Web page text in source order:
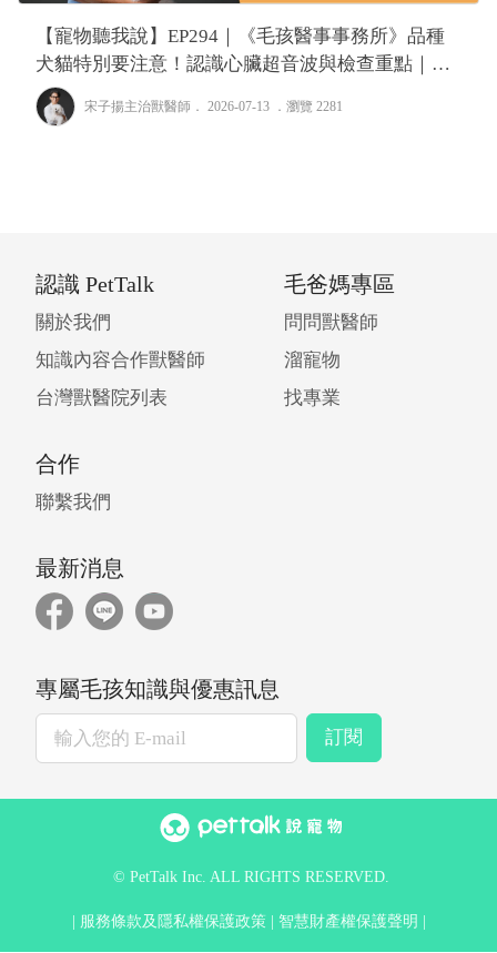
【寵物聽我說】EP294｜《毛孩醫事事務所》品種
犬貓特別要注意！認識心臟超音波與檢查重點｜專
業獸醫—宋子揚
宋子揚主治獸醫師 ． 2026-07-13 ． 瀏覽 2281
認識 PetTalk
關於我們
知識內容合作獸醫師
台灣獸醫院列表
毛爸媽專區
問問獸醫師
溜寵物
找專業
合作
聯繫我們
最新消息
專屬毛孩知識與優惠訊息
訂閱
© PetTalk Inc. ALL RIGHTS RESERVED.
服務條款及隱私權保護政策 智慧財產權保護聲明